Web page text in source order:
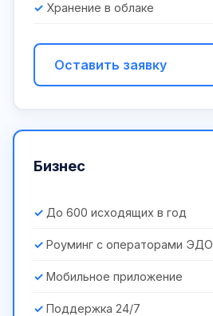
Хранение в облаке
Оставить заявку
Бизнес
До 600 исходящих в год
Роуминг с операторами ЭДО
Мобильное приложение
Поддержка 24/7